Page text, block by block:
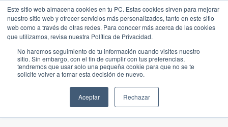
Este sitio web almacena cookies en tu PC. Estas cookies sirven para mejorar
nuestro sitio web y ofrecer servicios más personalizados, tanto en este sitio
web como a través de otras redes. Para conocer más acerca de las cookies
que utilizamos, revisa nuestra Política de Privacidad.
No haremos seguimiento de tu información cuando visites nuestro
sitio. Sin embargo, con el fin de cumplir con tus preferencias,
tendremos que usar solo una pequeña cookie para que no se te
solicite volver a tomar esta decisión de nuevo.
Aceptar Rechazar